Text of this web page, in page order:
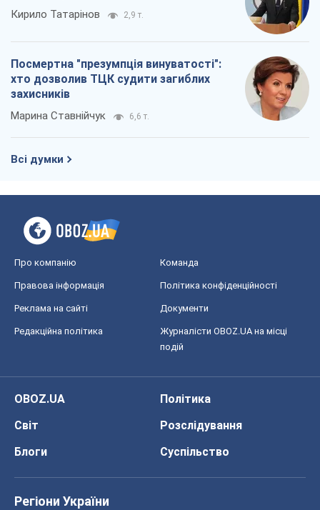
Кирило Татарінов 2,9 т.
Посмертна "презумпція винуватості":
хто дозволив ТЦК судити загиблих
захисників
Марина Ставнійчук 6,6 т.
Всі думки
Про компанію Команда
Правова інформація Політика конфіденційності
Реклама на сайті Документи
Редакційна політика
Журналісти OBOZ.UA на місці
подій
OBOZ.UA
Політика
Світ
Розслідування
Блоги
Суспільство
Регіони України